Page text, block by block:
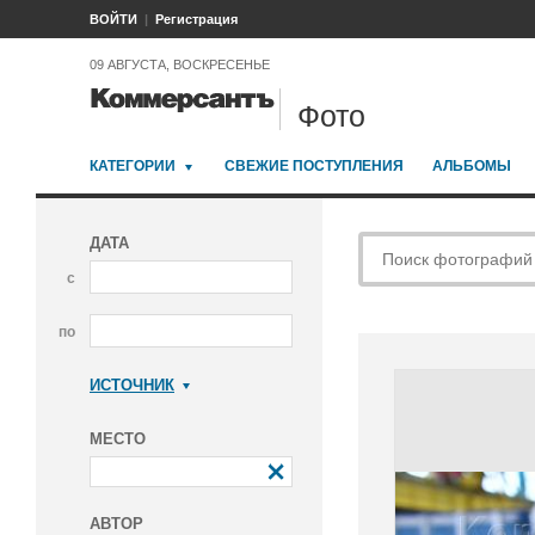
ВОЙТИ Регистрация
09 АВГУСТА, ВОСКРЕСЕНЬЕ
Фото
КАТЕГОРИИ СВЕЖИЕ ПОСТУПЛЕНИЯ АЛЬБОМЫ
ДАТА
с
по
ИСТОЧНИК
МЕСТО
АВТОР